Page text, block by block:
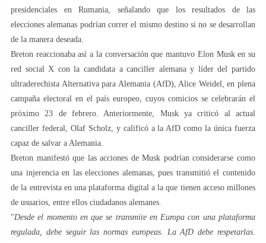
presidenciales en Rumania, señalando que los resultados de las
elecciones alemanas podrían correr el mismo destino si no se desarrollan
de la manera deseada.
Breton reaccionaba así a la conversación que mantuvo Elon Musk en su
red social X con la candidata a canciller alemana y líder del partido
ultraderechista Alternativa para Alemania (AfD), Alice Weidel, en plena
campaña electoral en el país europeo, cuyos comicios se celebrarán el
próximo 23 de febrero. Anteriormente, Musk ya criticó al actual
canciller federal, Olaf Scholz, y calificó a la AfD como la única fuerza
capaz de salvar a Alemania.
Breton manifestó que las acciones de Musk podrían considerarse como
una injerencia en las elecciones alemanas, pues transmitió el contenido
de la entrevista en una plataforma digital a la que tienen acceso millones
de usuarios, entre ellos ciudadanos alemanes.
"Desde el momento en que se transmite en Europa con una plataforma
regulada, debe seguir las normas europeas. La AfD debe respetarlas.